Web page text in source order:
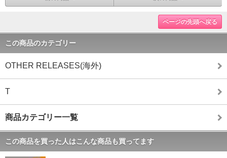
ページの先頭へ戻る
この商品のカテゴリー
OTHER RELEASES(海外)
T
商品カテゴリー一覧
この商品を買った人はこんな商品も買ってます